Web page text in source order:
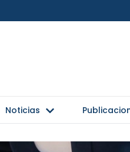
Noticias